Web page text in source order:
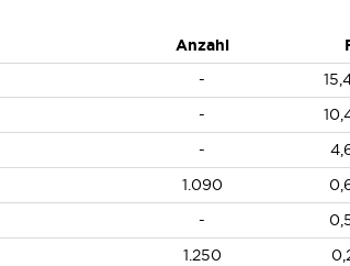
Anzahl
-
-
-
1.090
-
1.250